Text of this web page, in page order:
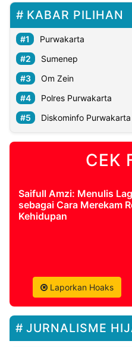
KABAR PILIHAN
Purwakarta
Sumenep
Om Zein
Polres Purwakarta
Diskominfo Purwakarta
CEK
Saifull Amzi: Menulis
sebagai Cara Merekam
Kehidupan
Laporkan Hoaks
JURNALISME